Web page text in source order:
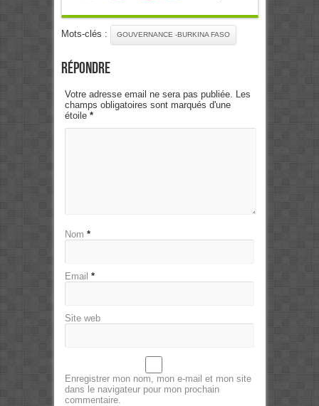
Mots-clés : GOUVERNANCE -BURKINA FASO
Répondre
Votre adresse email ne sera pas publiée. Les
champs obligatoires sont marqués d'une
étoile *
Nom *
Email *
Site web
Enregistrer mon nom, mon e-mail et mon site
dans le navigateur pour mon prochain
commentaire.